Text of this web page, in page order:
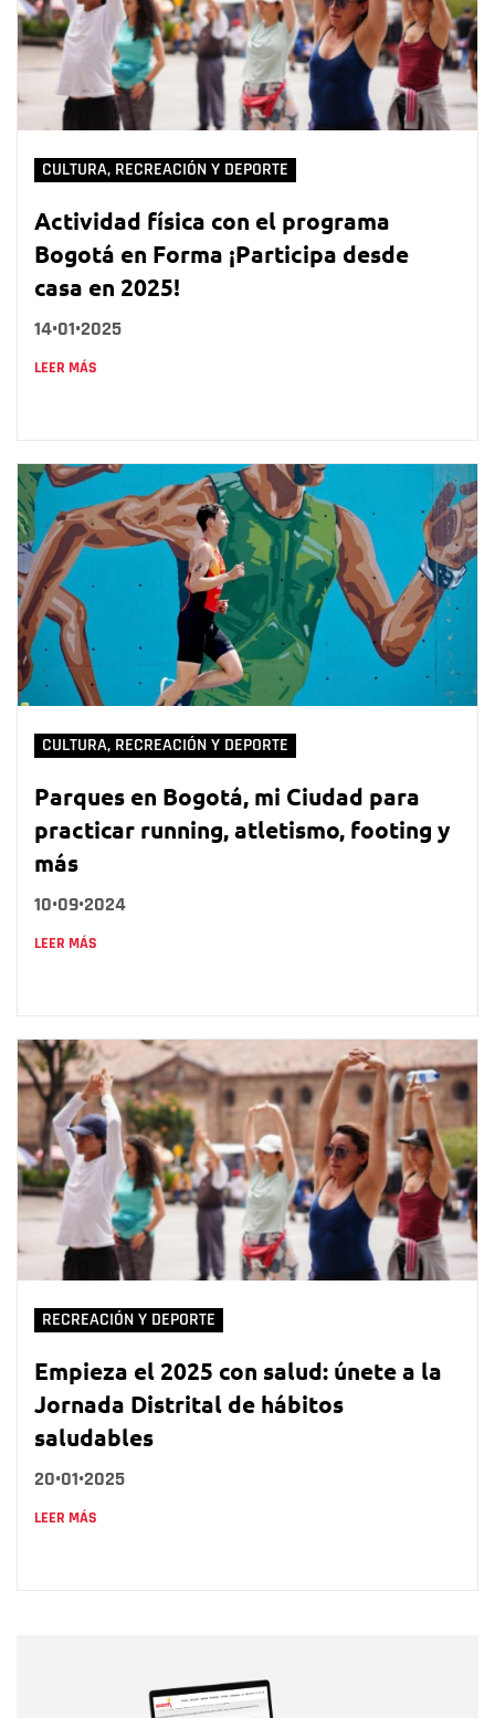
CULTURA, RECREACIÓN Y DEPORTE
Actividad física con el programa
Bogotá en Forma ¡Participa desde
casa en 2025!
14•01•2025
LEER MÁS
CULTURA, RECREACIÓN Y DEPORTE
Parques en Bogotá, mi Ciudad para
practicar running, atletismo, footing y
más
10•09•2024
LEER MÁS
RECREACIÓN Y DEPORTE
Empieza el 2025 con salud: únete a la
Jornada Distrital de hábitos
saludables
20•01•2025
LEER MÁS